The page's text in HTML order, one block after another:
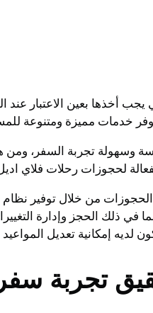
يجب أخذها بعين الاعتبار
خدمات مميزة ومتنوعة
وسهولة تجربة السفر، ومن
لحجوزات رحلات فلاي
من خلال توفير
في ذلك الحجز وإدارة
إمكانية تعديل
تجربة